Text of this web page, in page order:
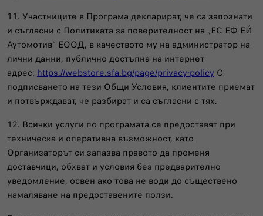
11. Участниците в Програма декларират, че са запознати
и съгласни с Политиката за поверителност на „ЕС ЕФ ЕЙ
Аутомотив“ ЕООД, в качеството му на администратор на
лични данни, публично достъпна на интернет
адрес: https://webstore.sfa.bg/page/privacy-policy С
подписването на тези Общи Условия, клиентите приемат
и потвърждават, че разбират и са съгласни с тях.
12. Всички услуги по програмата се предоставят при
техническа и оперативна възможност, като
Организаторът си запазва правото да променя
доставчици, обхват и условия без предварително
уведомление, освен ако това не води до съществено
намаляване на предоставените ползи.